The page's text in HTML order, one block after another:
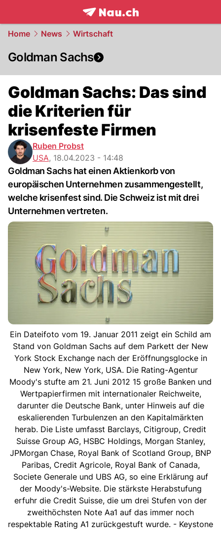
frontpage.NAU.ch
Home News Wirtschaft
Goldman Sachs
Goldman Sachs: Das sind
die Kriterien für
krisenfeste Firmen
Ruben Probst
USA, 18.04.2023 - 14:48
Goldman Sachs hat einen Aktienkorb von
europäischen Unternehmen zusammengestellt,
welche krisenfest sind. Die Schweiz ist mit drei
Unternehmen vertreten.
Ein Dateifoto vom 19. Januar 2011 zeigt ein Schild am
Stand von Goldman Sachs auf dem Parkett der New
York Stock Exchange nach der Eröffnungsglocke in
New York, New York, USA. Die Rating-Agentur
Moody's stufte am 21. Juni 2012 15 große Banken und
Wertpapierfirmen mit internationaler Reichweite,
darunter die Deutsche Bank, unter Hinweis auf die
eskalierenden Turbulenzen an den Kapitalmärkten
herab. Die Liste umfasst Barclays, Citigroup, Credit
Suisse Group AG, HSBC Holdings, Morgan Stanley,
JPMorgan Chase, Royal Bank of Scotland Group, BNP
Paribas, Credit Agricole, Royal Bank of Canada,
Societe Generale und UBS AG, so eine Erklärung auf
der Moody's-Website. Die stärkste Herabstufung
erfuhr die Credit Suisse, die um drei Stufen von der
zweithöchsten Note Aa1 auf das immer noch
respektable Rating A1 zurückgestuft wurde. - Keystone